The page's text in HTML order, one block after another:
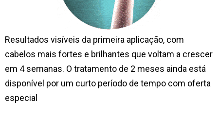
Resultados visíveis da primeira aplicação, com
cabelos mais fortes e brilhantes que voltam a crescer
em 4 semanas. O tratamento de 2 meses ainda está
disponível por um curto período de tempo com oferta
especial